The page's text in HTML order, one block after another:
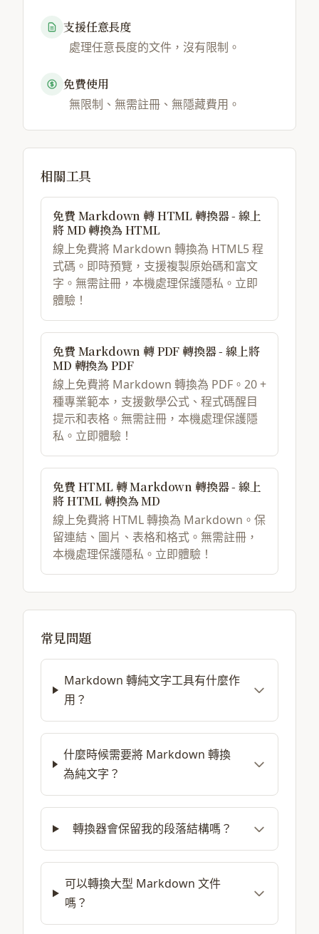
支援任意長度
處理任意長度的文件，沒有限制。
免費使用
無限制、無需註冊、無隱藏費用。
相關工具
免費 Markdown 轉 HTML 轉換器 - 線上
將 MD 轉換為 HTML
線上免費將 Markdown 轉換為 HTML5 程
式碼。即時預覽，支援複製原始碼和富文
字。無需註冊，本機處理保護隱私。立即
體驗！
免費 Markdown 轉 PDF 轉換器 - 線上將
MD 轉換為 PDF
線上免費將 Markdown 轉換為 PDF。20 +
種專業範本，支援數學公式、程式碼醒目
提示和表格。無需註冊，本機處理保護隱
私。立即體驗！
免費 HTML 轉 Markdown 轉換器 - 線上
將 HTML 轉換為 MD
線上免費將 HTML 轉換為 Markdown。保
留連結、圖片、表格和格式。無需註冊，
本機處理保護隱私。立即體驗！
常見問題
Markdown 轉純文字工具有什麼作
用？
什麼時候需要將 Markdown 轉換
為純文字？
轉換器會保留我的段落結構嗎？
可以轉換大型 Markdown 文件
嗎？